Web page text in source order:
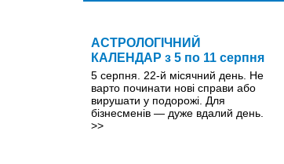
АСТРОЛОГІЧНИЙ
КАЛЕНДАР з 5 по 11 серпня
5 серпня. 22-й місячний день. Не
варто починати нові справи або
вирушати у подорожі. Для
бізнесменів — дуже вдалий день.
>>